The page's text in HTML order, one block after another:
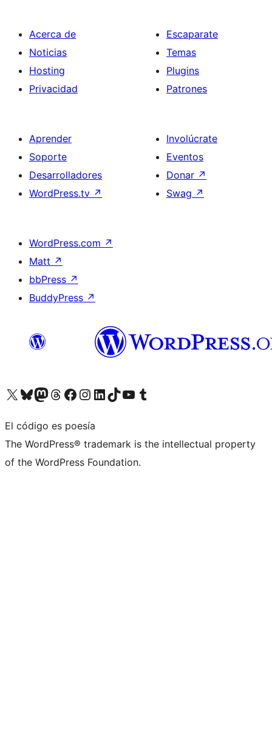
Acerca de
Noticias
Hosting
Privacidad
Escaparate
Temas
Plugins
Patrones
Aprender
Soporte
Desarrolladores
WordPress.tv ↗
Involúcrate
Eventos
Donar ↗
Swag ↗
WordPress.com ↗
Matt ↗
bbPress ↗
BuddyPress ↗
Visita nuestra cuenta de X (anteriormente Twitter)
Visita nuestra cuenta de Bluesky
Visita nuestra cuenta de Mastodon
Visita nuestra cuenta de Threads
Visita nuestra página de Facebook
Visita nuestra cuenta de Instagram
Visita nuestra cuenta de LinkedIn
Visita nuestra cuenta de TikTok
Visita nuestro canal de YouTube
Visita nuestra cuenta de Tumblr
El código es poesía
The WordPress® trademark is the intellectual property
of the WordPress Foundation.